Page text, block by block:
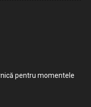
pentru momentele